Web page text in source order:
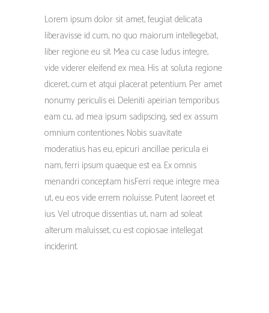
Lorem ipsum dolor sit amet, feugiat delicata
liberavisse id cum, no quo maiorum intellegebat,
liber regione eu sit. Mea cu case ludus integre,
vide viderer eleifend ex mea. His at soluta regione
diceret, cum et atqui placerat petentium. Per amet
nonumy periculis ei. Deleniti apeirian temporibus
eam cu, ad mea ipsum sadipscing, sed ex assum
omnium contentiones. Nobis suavitate
moderatius has eu, epicuri ancillae pericula ei
nam, ferri ipsum quaeque est ea. Ex omnis
menandri conceptam his.Ferri reque integre mea
ut, eu eos vide errem noluisse. Putent laoreet et
ius. Vel utroque dissentias ut, nam ad soleat
alterum maluisset, cu est copiosae intellegat
inciderint.